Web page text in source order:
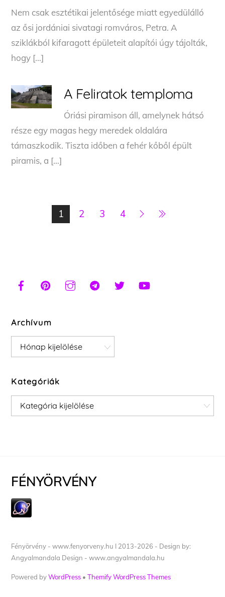
Nem csak esztétikai jelentősége miatt egyedülálló
az ősi jordániai sivatagi romváros, Petra. A
sziklákból kifaragott épületeit alapítói úgy tájolták,
hogy […]
A Feliratok temploma
Óriási piramison áll, amelynek hátsó
része egy magas hegy meredek oldalára
támaszkodik. Tiszta időben a fehér kőből épült
piramis, a […]
1 2 3 4
Archívum
Archívum
Kategóriák
Kategóriák
FÉNYÖRVÉNY
Fényörvény - www.fenyorveny.hu I 2013-2026 - Design by:
Angyalmandala Design - www.angyalmandala.hu
Powered byWordPress •Themify WordPress Themes